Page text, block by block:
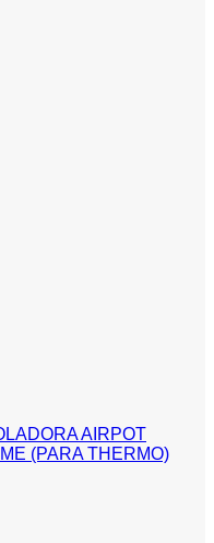
AIRPOT
(PARA THERMO)